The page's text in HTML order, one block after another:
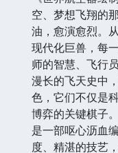
空、梦想飞翔的
油，愈演愈烈。
现代化巨兽，每
师的智慧、飞行
漫长的飞天史中
色，它们不仅是
博弈的关键棋子
是一部呕心沥血
度、精湛的技艺